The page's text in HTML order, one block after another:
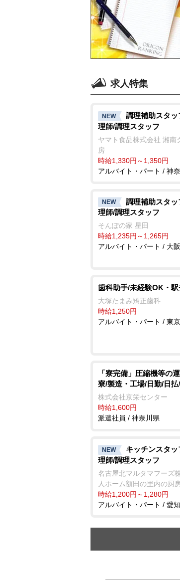
求人特集
NEW
調理補助スタ
理師/調理スタッフ
ヤマト食品株式会社 湘南
房
時給1,330円～1,350円
アルバイト・パート / 神
NEW
調理補助スタ
理師/調理スタッフ
そんぽの家 星田
時給1,235円～1,265円
アルバイト・パート / 大
歯科助手/未経験OK・駅
大塚たまみ矯正歯科
時給1,250円
アルバイト・パート / 東
「寮完備」圧縮機等の
寮/製造・工場/日勤/日
株式会社京栄センター
時給1,600円
派遣社員 / 神奈川県
NEW
キッチンスタ
理師/調理スタッフ
名古屋北マルタマフーズ
人ホーム額田の里内の厨
時給1,200円～1,280円
アルバイト・パート / 愛